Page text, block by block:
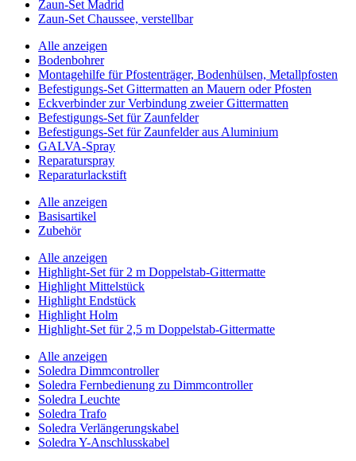
Zaun-Set Madrid
Zaun-Set Chaussee, verstellbar
Alle anzeigen
Bodenbohrer
Montagehilfe für Pfostenträger, Bodenhülsen, Metallpfosten
Befestigungs-Set Gittermatten an Mauern oder Pfosten
Eckverbinder zur Verbindung zweier Gittermatten
Befestigungs-Set für Zaunfelder
Befestigungs-Set für Zaunfelder aus Aluminium
GALVA-Spray
Reparaturspray
Reparaturlackstift
Alle anzeigen
Basisartikel
Zubehör
Alle anzeigen
Highlight-Set für 2 m Doppelstab-Gittermatte
Highlight Mittelstück
Highlight Endstück
Highlight Holm
Highlight-Set für 2,5 m Doppelstab-Gittermatte
Alle anzeigen
Soledra Dimmcontroller
Soledra Fernbedienung zu Dimmcontroller
Soledra Leuchte
Soledra Trafo
Soledra Verlängerungskabel
Soledra Y-Anschlusskabel